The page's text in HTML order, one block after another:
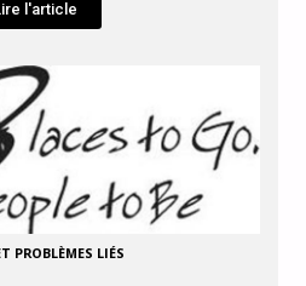
l'article
PROBLÈMES LIÉS